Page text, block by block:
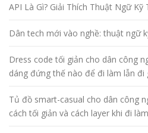
API Là Gì? Giải Thích Thuật Ngữ
Dân tech mới vào nghề: thuật ngữ
Dress code tối giản cho dân công
dáng đứng thế nào để đi làm lẫn đi
Tủ đồ smart-casual cho dân công
cách tối giản và cách layer khi đi